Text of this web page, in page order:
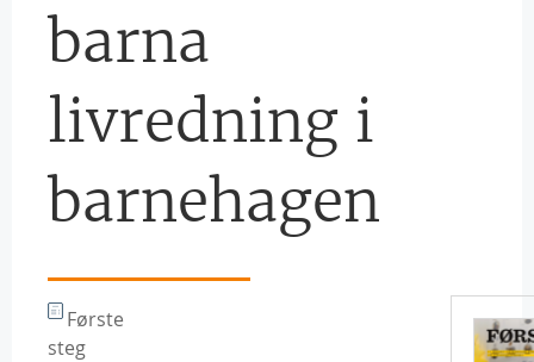
barna
livredning i
barnehagen
Første
steg